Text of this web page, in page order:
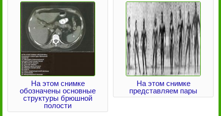
На этом снимке
обозначены основные
структуры брюшной
полости
На этом снимке
представляем пары